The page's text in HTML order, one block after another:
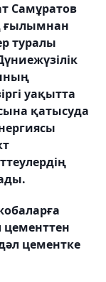
Самұратов
ғылымнан
туралы
уақытта
қатысуда
цементке